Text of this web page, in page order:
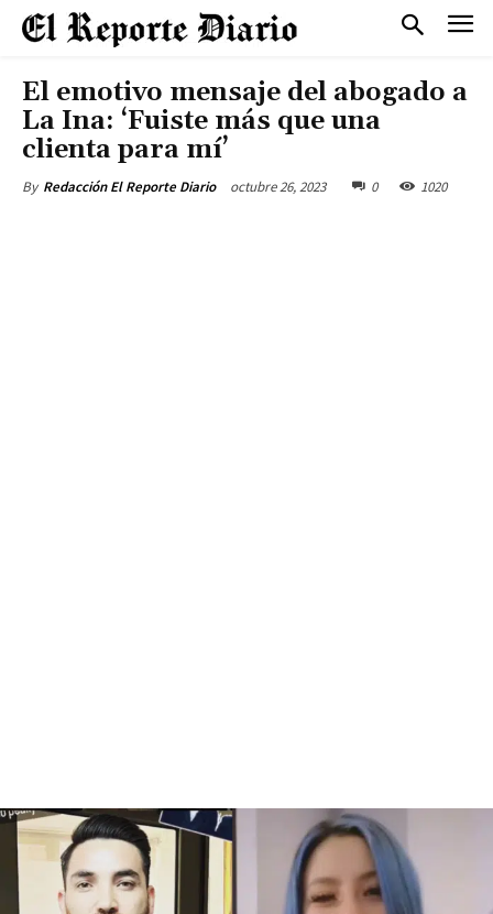
El emotivo mensaje del abogado a
La Ina: ‘Fuiste más que una
clienta para mí’
By Redacción El Reporte Diario octubre 26, 2023 0 1020